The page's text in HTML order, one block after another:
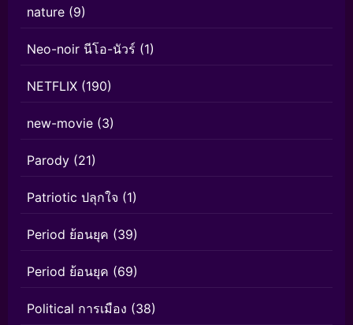
nature (9)
Neo-noir นีโอ-นัวร์ (1)
NETFLIX (190)
new-movie (3)
Parody (21)
Patriotic ปลุกใจ (1)
Period ย้อนยุค (39)
Period ย้อนยุค (69)
Political การเมือง (38)